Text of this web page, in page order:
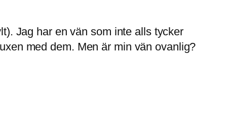
Jag har en vän som inte alls tycker
med dem. Men är min vän ovanlig?